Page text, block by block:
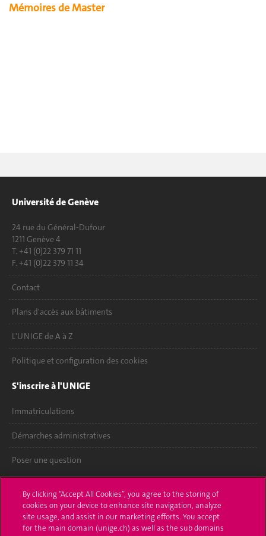
Mémoires de Master
Université de Genève
24 rue du Général-Dufour
1211 Genève 4
T. +41 (0)22 379 71 11
F. +41 (0)22 379 11 34
Contact
Plans d'accès aux bâtiments
L'UNIGE de A à Z
Politique et configuration des cookies
S'inscrire à l'UNIGE
Immatriculations
Démarches administratives
Poser une question
UNIGE Mobile
By clicking “Accept All Cookies”, you agree to the storing of
cookies on your device to enhance site navigation, analyze
site usage, and assist in our marketing efforts. You accept
for the main domain (unige.ch) as well as the sub domains